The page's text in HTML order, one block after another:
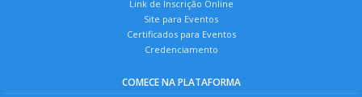
Link de Inscrição Online
Site para Eventos
Certificados para Eventos
Credenciamento
COMECE NA PLATAFORMA